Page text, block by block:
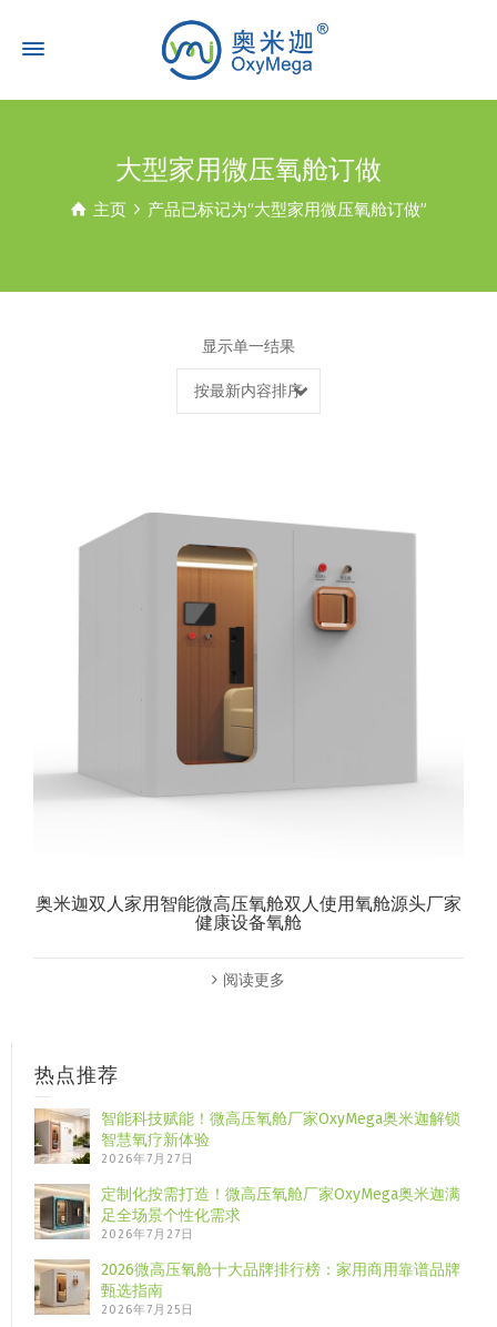
大型家用微压氧舱订做
主页 产品已标记为“大型家用微压氧舱订做”
显示单一结果
按最新内容排序
奥米迦双人家用智能微高压氧舱双人使用氧舱源头厂家
健康设备氧舱
阅读更多
热点推荐
智能科技赋能！微高压氧舱厂家OxyMega奥米迦解锁
智慧氧疗新体验
2026年7月27日
定制化按需打造！微高压氧舱厂家OxyMega奥米迦满
足全场景个性化需求
2026年7月27日
2026微高压氧舱十大品牌排行榜：家用商用靠谱品牌
甄选指南
2026年7月25日